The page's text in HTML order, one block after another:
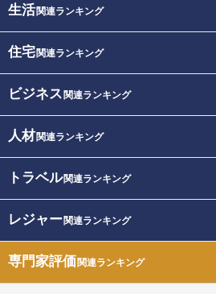
生活関連ランキング
住宅関連ランキング
ビジネス 関連ランキング
人材関連ランキング
トラベル関連ランキング
レジャー関連ランキング
専門家評価関連ランキング